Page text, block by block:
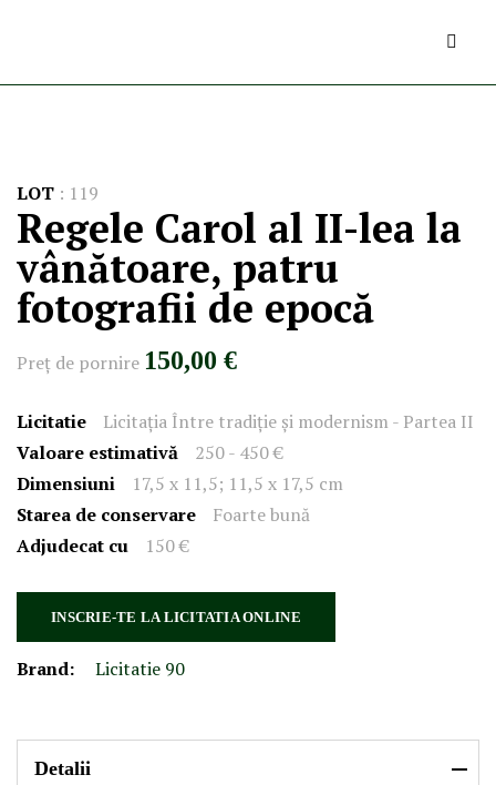
LOT : 119
Regele Carol al II-lea la
vânătoare, patru
fotografii de epocă
Preţ de pornire 150,00 €
Licitatie
Licitația Între tradiție şi modernism - Partea II
Valoare estimativă
250 - 450 €
Dimensiuni
17,5 x 11,5; 11,5 x 17,5 cm
Starea de conservare
Foarte bună
Adjudecat cu
150 €
INSCRIE-TE LA LICITATIA ONLINE
Brand: Licitatie 90
Detalii